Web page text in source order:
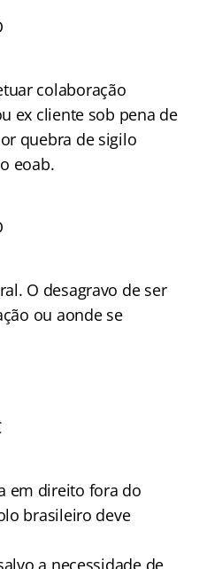
colaboração
ex cliente sob pena de
quebra de sigilo
eoab.
O desagravo de ser
ou aonde se
em direito fora do
brasileiro deve
a necessidade de